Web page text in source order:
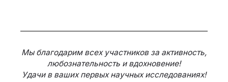
Мы благодарим всех участников за активность,
любознательность и вдохновение!
Удачи в ваших первых научных исследованиях!